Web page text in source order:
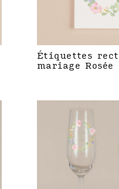
Étiquettes
mariage Rosée